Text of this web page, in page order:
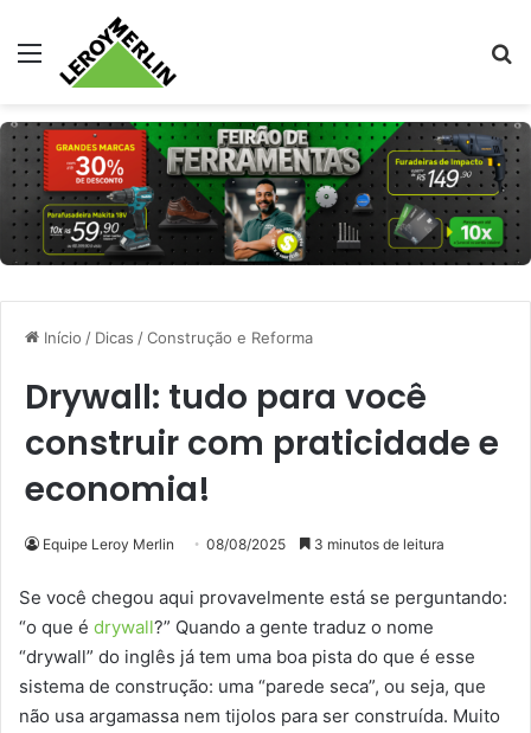
Menu
Início / Dicas /Construção e Reforma
Drywall: tudo para você
construir com praticidade e
economia!
Equipe Leroy Merlin 08/08/2025 3 minutos de leitura
Se você chegou aqui provavelmente está se perguntando:
“o que é drywall?” Quando a gente traduz o nome
“drywall” do inglês já tem uma boa pista do que é esse
sistema de construção: uma “parede seca”, ou seja, que
não usa argamassa nem tijolos para ser construída. Muito